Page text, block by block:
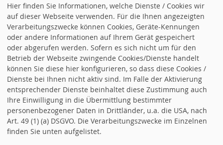
Hier finden Sie Informationen, welche Dienste / Cookies wir
auf dieser Webseite verwenden. Für die Ihnen angezeigten
Verarbeitungszwecke können Cookies, Geräte-Kennungen
oder andere Informationen auf Ihrem Gerät gespeichert
oder abgerufen werden. Sofern es sich nicht um für den
Betrieb der Webseite zwingende Cookies/Dienste handelt
können Sie diese hier konfigurieren, so dass diese Cookies /
Dienste bei Ihnen nicht aktiv sind. Im Falle der Aktivierung
entsprechender Dienste beinhaltet diese Zustimmung auch
Ihre Einwilligung in die Übermittlung bestimmter
personenbezogener Daten in Drittländer, u.a. die USA, nach
Art. 49 (1) (a) DSGVO. Die Verarbeitungszwecke im Einzelnen
finden Sie unten aufgelistet.